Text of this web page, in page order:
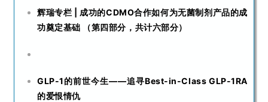
辉瑞专栏 | 成功的CDMO合作如何为无菌制剂产品的成
功奠定基础 （第四部分，共计六部分）
GLP-1的前世今生——追寻Best-in-Class GLP-1RA
的爱恨情仇